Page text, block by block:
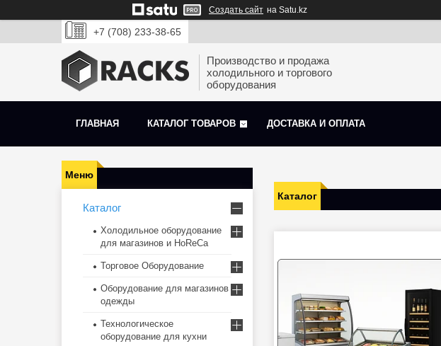
Создать сайт на Satu.kz
+7 (708) 233-38-65
Производство и продажа
холодильного и торгового
оборудования
ГЛАВНАЯ КАТАЛОГ ТОВАРОВ ДОСТАВКА И ОПЛАТА
Каталог
Каталог
Холодильное оборудование
для магазинов и HoReCa
Торговое Оборудование
Оборудование для магазинов
одежды
Технологическое
оборудование для кухни